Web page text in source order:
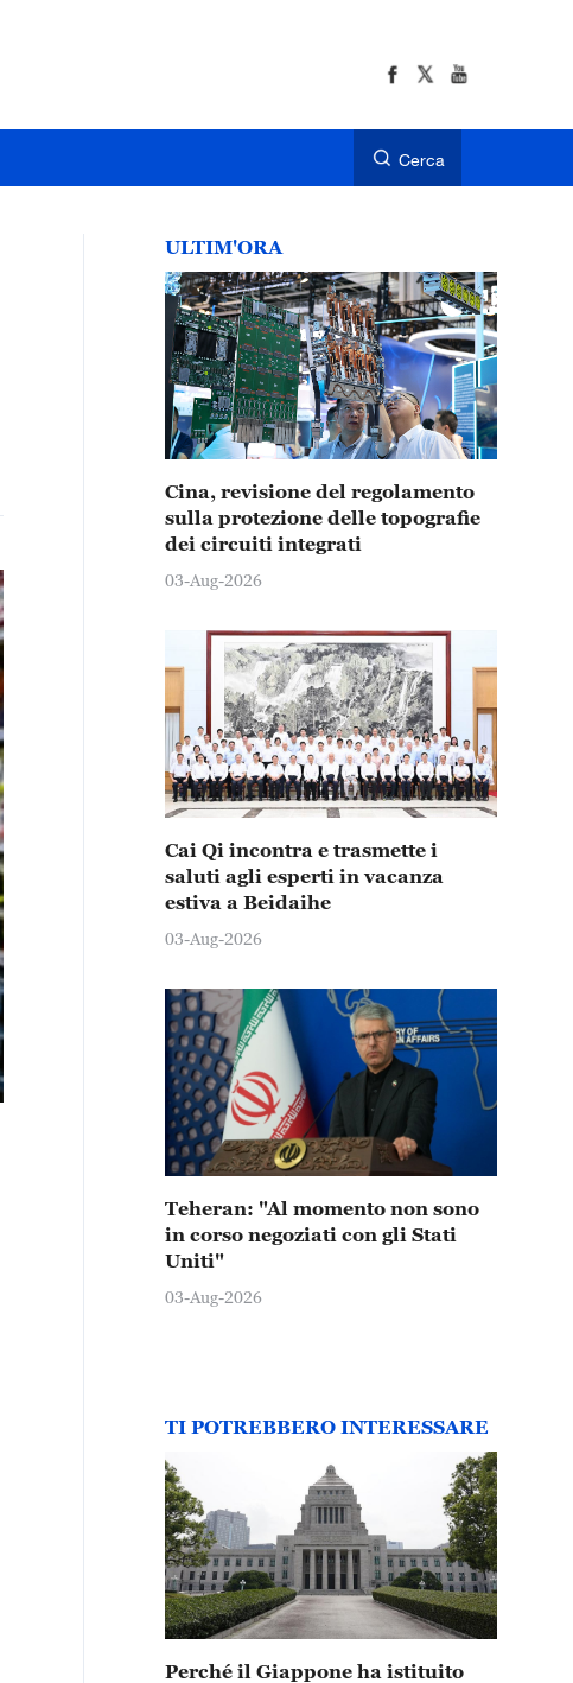
Cerca
ULTIM'ORA
Cina, revisione del regolamento
sulla protezione delle topografie
dei circuiti integrati
03-Aug-2026
Cai Qi incontra e trasmette i
saluti agli esperti in vacanza
estiva a Beidaihe
03-Aug-2026
Teheran: "Al momento non sono
in corso negoziati con gli Stati
Uniti"
03-Aug-2026
TI POTREBBERO INTERESSARE
Perché il Giappone ha istituito